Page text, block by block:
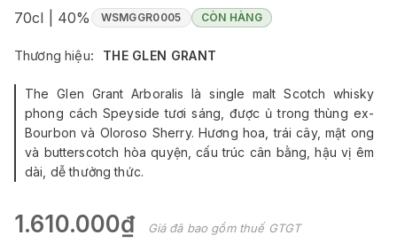
70cl | 40% WSMGGR0005 CÒN HÀNG
Thương hiệu: THE GLEN GRANT
The Glen Grant Arboralis là single malt Scotch whisky
phong cách Speyside tươi sáng, được ủ trong thùng ex-
Bourbon và Oloroso Sherry. Hương hoa, trái cây, mật ong
và butterscotch hòa quyện, cấu trúc cân bằng, hậu vị êm
dài, dễ thưởng thức.
1.610.000₫ Giá đã bao gồm thuế GTGT